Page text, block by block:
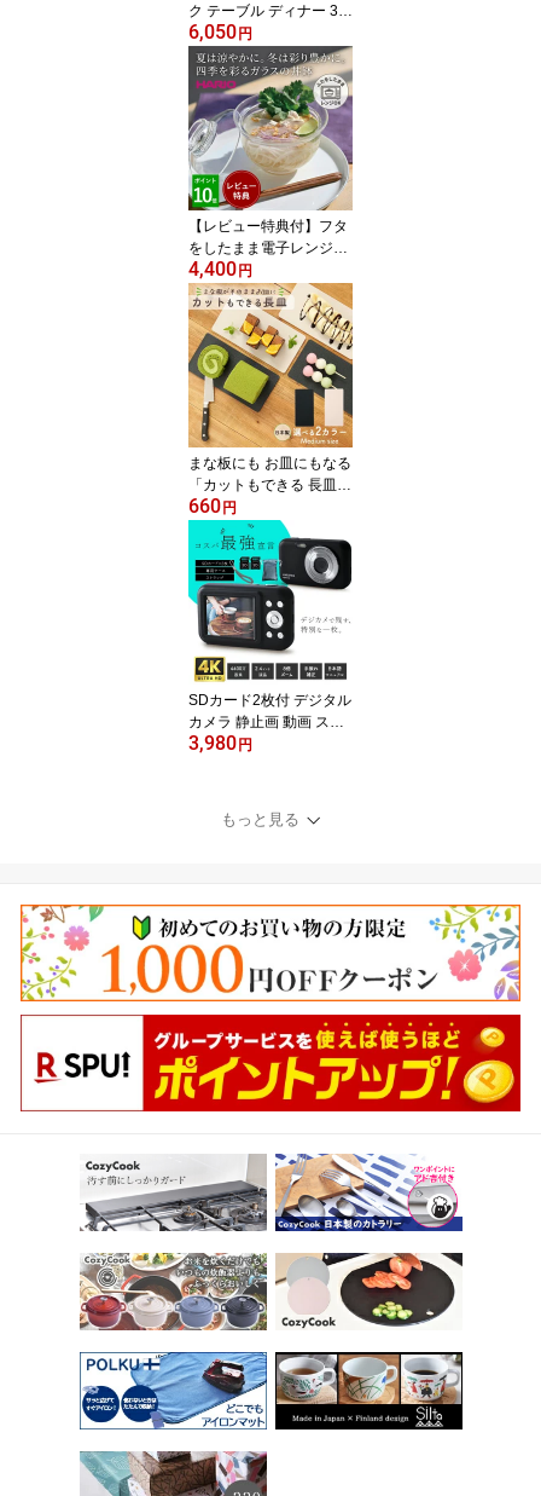
ク テーブル ディナー 3点
セット Cutipol GOA ナイ
フ スプーン フォーク 送
料無料 箱なし BLACK
【2セットまでメール便
対応】ギフト プレゼント
贈り物【ラッピング不
可】
6,050円
【レビュー特典付】フタ
をしたまま電子レンジO
K ガラス 丼鉢 HARIO ハ
リオ ガラスのある生活
ガラスの丼鉢 クリア GX
D-600 hario 丼ぶり ガラ
ス どんぶり 鉢 耐熱ガラ
ス製 キッチン 透明
4,400円
まな板にも お皿にもなる
「カットもできる 長皿」
MEDIUM まな板 お皿 カ
ッティングボード 日本製
軽量 エンボス加工 長方
形 伊原企販 iharakihan 6
枚までメール便対応可能
660円
SDカード2枚付 デジタル
カメラ 静止画 動画 スト
ラップ付 初心者 4K 8倍
フォーカス 小型 軽量 コ
ンパクト ブラック 黒 デ
3,980円
もっと見る